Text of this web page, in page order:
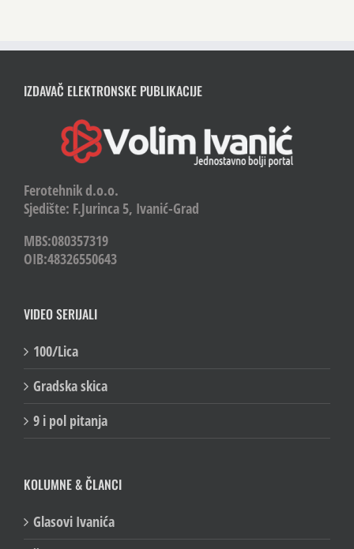
IZDAVAČ ELEKTRONSKE PUBLIKACIJE
Ferotehnik d.o.o.
Sjedište: F.Jurinca 5, Ivanić-Grad
MBS:080357319
OIB:48326550643
VIDEO SERIJALI
100/Lica
Gradska skica
9 i pol pitanja
KOLUMNE & ČLANCI
Glasovi Ivanića